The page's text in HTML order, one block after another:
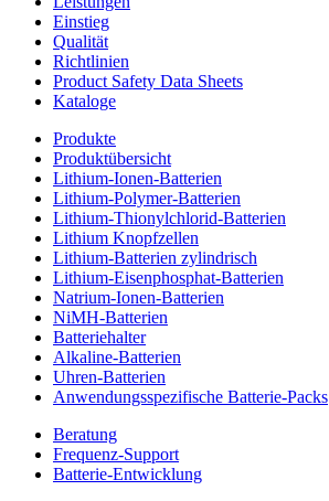
Einstieg
Qualität
Richtlinien
Product Safety Data Sheets
Kataloge
Produkte
Produktübersicht
Lithium-Ionen-Batterien
Lithium-Polymer-Batterien
Lithium-Thionylchlorid-Batterien
Lithium Knopfzellen
Lithium-Batterien zylindrisch
Lithium-Eisenphosphat-Batterien
Natrium-Ionen-Batterien
NiMH-Batterien
Batteriehalter
Alkaline-Batterien
Uhren-Batterien
Anwendungsspezifische Batterie-Packs
Beratung
Frequenz-Support
Batterie-Entwicklung